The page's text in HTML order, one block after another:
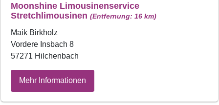
Moonshine Limousinenservice
Stretchlimousinen (Entfernung: 16 km)
Maik Birkholz
Vordere Insbach 8
57271 Hilchenbach
Mehr Informationen